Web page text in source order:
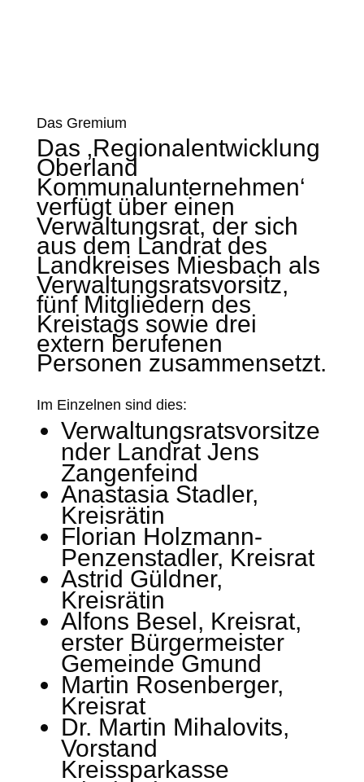
Das Gremium
Das ‚Regionalentwicklung
Oberland
Kommunalunternehmen‘
verfügt über einen
Verwaltungsrat, der sich
aus dem Landrat des
Landkreises Miesbach als
Verwaltungsratsvorsitz,
fünf Mitgliedern des
Kreistags sowie drei
extern berufenen
Personen zusammensetzt.
Im Einzelnen sind dies:
Verwaltungsratsvorsitze
nder Landrat Jens
Zangenfeind
Anastasia Stadler,
Kreisrätin
Florian Holzmann-
Penzenstadler, Kreisrat
Astrid Güldner,
Kreisrätin
Alfons Besel, Kreisrat,
erster Bürgermeister
Gemeinde Gmund
Martin Rosenberger,
Kreisrat
Dr. Martin Mihalovits,
Vorstand
Kreissparkasse